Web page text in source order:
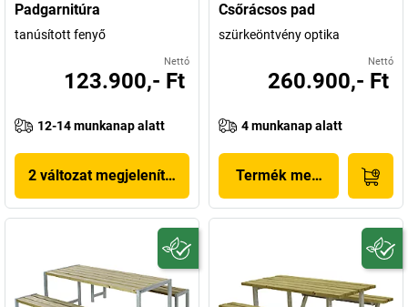
Padgarnitúra
tanúsított fenyő
Nettó
123.900,- Ft
12-14 munkanap alatt
2 változat megjelenítése
Csőrácsos pad
szürkeöntvény optika
Nettó
260.900,- Ft
4 munkanap alatt
Termék megjelenítése